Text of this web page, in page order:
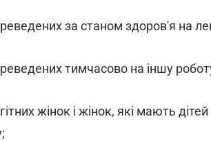
за станом здоров'я на
тимчасово на іншу
жінок і жінок, які мають